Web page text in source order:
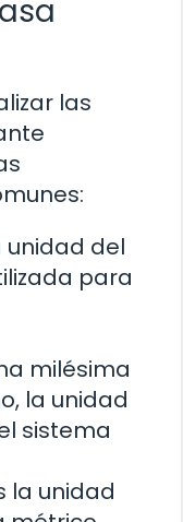
las
unidad del
para
milésima
la unidad
sistema
la unidad